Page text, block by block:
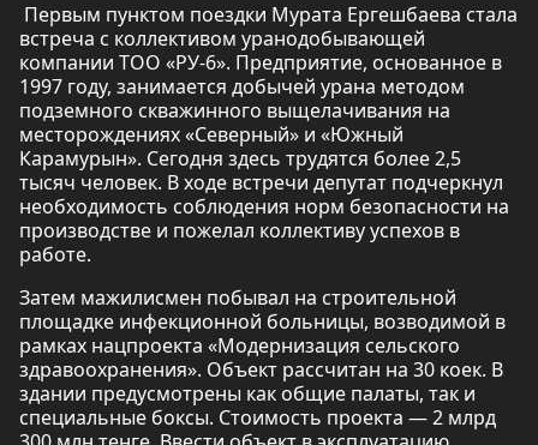
Первым пунктом поездки Мурата Ергешбаева стала
встреча с коллективом уранодобывающей
компании ТОО «РУ-6». Предприятие, основанное в
1997 году, занимается добычей урана методом
подземного скважинного выщелачивания на
месторождениях «Северный» и «Южный
Карамурын». Сегодня здесь трудятся более 2,5
тысяч человек. В ходе встречи депутат подчеркнул
необходимость соблюдения норм безопасности на
производстве и пожелал коллективу успехов в
работе.
Затем мажилисмен побывал на строительной
площадке инфекционной больницы, возводимой в
рамках нацпроекта «Модернизация сельского
здравоохранения». Объект рассчитан на 30 коек. В
здании предусмотрены как общие палаты, так и
специальные боксы. Стоимость проекта — 2 млрд